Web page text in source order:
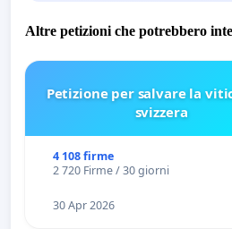
Altre petizioni che potrebbero
Petizione per salvare la
svizzera
4 108 firme
2 720 Firme / 30 giorni
30 Apr 2026